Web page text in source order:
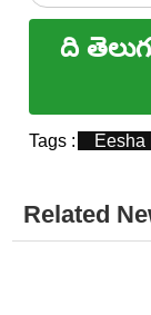
ది
Tags : Eesha
Related